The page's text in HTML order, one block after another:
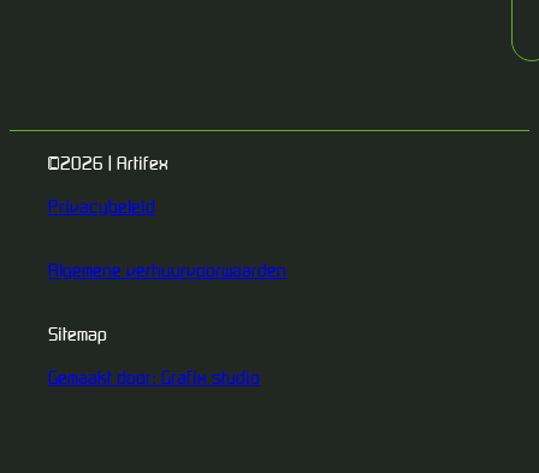
©2026 | Artifex
Privacybeleid
Algemene verhuurvoorwaarden
Sitemap
Gemaakt door: Grafix studio